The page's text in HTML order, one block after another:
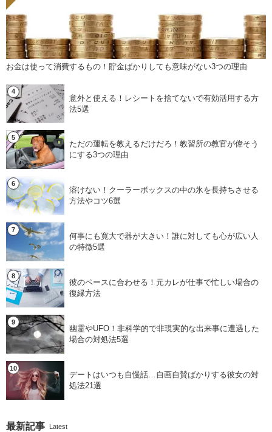
お金は使って消費するもの！貯金ばかりしても意味がない3つの理由
意外と使える！レシートを捨てないで有効活用する方
法5選
ただの運転を教えるだけだろ！教習所の教官が偉そう
にする3つの理由
溶けない！クーラーボックスの中の氷を長持ちさせる
方法やコツ6選
何事にも寛大で器が大きい！誰に対しても心が広い人
の特徴5選
彼のペースに合わせる！元カレが仕事で忙しい場合の
復縁方法
幽霊やUFO！非科学的で非現実的な出来事に遭遇した
場合の対処法5選
デートはいつも自慢話…自画自賛ばかりする彼女の対
処法21選
最新記事 Latest